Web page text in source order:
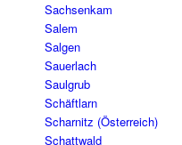
Sachsenkam
Salem
Salgen
Sauerlach
Saulgrub
Schäftlarn
Scharnitz (Österreich)
Schattwald